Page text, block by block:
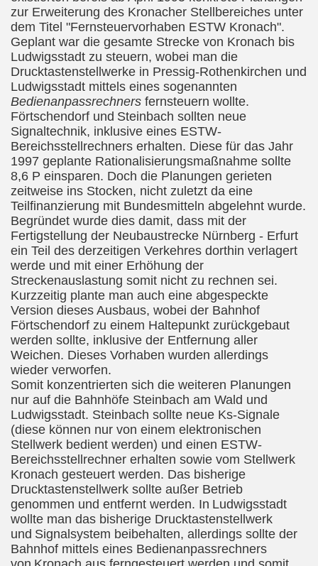
zur Erweiterung des Kronacher Stellbereiches unter
dem Titel "Fernsteuervorhaben ESTW Kronach".
Geplant war die gesamte Strecke von Kronach bis
Ludwigsstadt zu steuern, wobei man die
Drucktastenstellwerke in Pressig-Rothenkirchen und
Ludwigsstadt mittels eines sogenannten
Bedienanpassrechners fernsteuern wollte.
Förtschendorf und Steinbach sollten neue
Signaltechnik, inklusive eines ESTW-
Bereichsstellrechners erhalten. Diese für das Jahr
1997 geplante Rationalisierungsmaßnahme sollte
8,6 P einsparen. Doch die Planungen gerieten
zeitweise ins Stocken, nicht zuletzt da eine
Teilfinanzierung mit Bundesmitteln abgelehnt wurde.
Begründet wurde dies damit, dass mit der
Fertigstellung der Neubaustrecke Nürnberg - Erfurt
ein Teil des derzeitigen Verkehres dorthin verlagert
werde und mit einer Erhöhung der
Streckenauslastung somit nicht zu rechnen sei.
Kurzzeitig plante man auch eine abgespeckte
Version dieses Ausbaus, wobei der Bahnhof
Förtschendorf zu einem Haltepunkt zurückgebaut
werden sollte, inklusive der Entfernung aller
Weichen. Dieses Vorhaben wurden allerdings
wieder verworfen.
Somit konzentrierten sich die weiteren Planungen
nur auf die Bahnhöfe Steinbach am Wald und
Ludwigsstadt. Steinbach sollte neue Ks-Signale
(diese können nur von einem elektronischen
Stellwerk bedient werden) und einen ESTW-
Bereichsstellrechner erhalten sowie vom Stellwerk
Kronach gesteuert werden. Das bisherige
Drucktastenstellwerk sollte außer Betrieb
genommen und entfernt werden. In Ludwigsstadt
wollte man das bisherige Drucktastenstellwerk
und Signalsystem beibehalten, allerdings sollte der
Bahnhof mittels eines Bedienanpassrechners